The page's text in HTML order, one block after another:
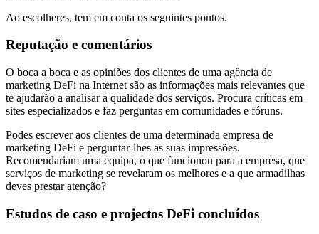
Ao escolheres, tem em conta os seguintes pontos.
Reputação e comentários
O boca a boca e as opiniões dos clientes de uma agência de
marketing DeFi na Internet são as informações mais relevantes que
te ajudarão a analisar a qualidade dos serviços. Procura críticas em
sites especializados e faz perguntas em comunidades e fóruns.
Podes escrever aos clientes de uma determinada empresa de
marketing DeFi e perguntar-lhes as suas impressões.
Recomendariam uma equipa, o que funcionou para a empresa, que
serviços de marketing se revelaram os melhores e a que armadilhas
deves prestar atenção?
Estudos de caso e projectos DeFi concluídos